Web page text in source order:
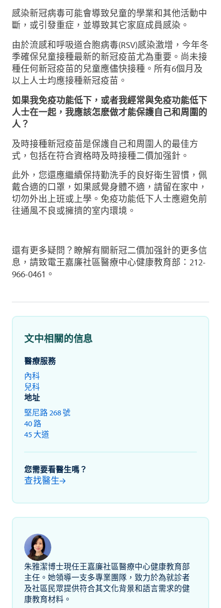
文中相關的信息
醫療服務
內科
兒科
地址
堅尼路 268 號
40 路
45 大道
您需要看醫生嗎？
查找醫生
感染新冠病毒可能會導致兒童的學業和其他活動中
斷，或引發重症，並導致其它家庭成員感染。
由於流感和呼吸道合胞病毒(RSV)感染激增，今年冬
季確保兒童接種最新的新冠疫苗尤為重要。尚未接
種任何新冠疫苗的兒童應儘快接種。所有6個月及
以上人士均應接種新冠疫苗。
如果我免疫功能低下，或者我經常與免疫功能低下
人士在一起，我應該怎麽做才能保護自己和周圍的
人？
及時接種新冠疫苗是保護自己和周圍人的最佳方
式，包括在符合資格時及時接種二價加强針。
此外，您還應繼續保持勤洗手的良好衛生習慣，佩
戴合適的口罩，如果感覺身體不適，請留在家中，
切勿外出上班或上學。免疫功能低下人士應避免前
往通風不良或擁擠的室内環境。
還有更多疑問？瞭解有關新冠二價加强針的更多信
息，請致電王嘉廉社區醫療中心健康教育部：212-
966-0461。
朱雅潔博士現任王嘉廉社區醫療中心健康教育部
主任。她領導一支多專業團隊，致力於為就診者
及社區民眾提供符合其文化背景和語言需求的健
康教育材料。